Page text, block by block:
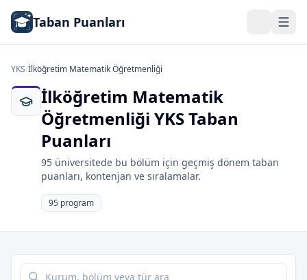
Taban Puanları
YKS/İlköğretim Matematik Öğretmenliği
İlköğretim Matematik
Öğretmenliği YKS Taban
Puanları
95 üniversitede bu bölüm için geçmiş dönem taban
puanları, kontenjan ve sıralamalar.
95 program
Tabloda ara